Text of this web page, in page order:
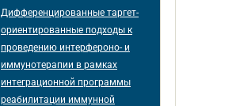
Дифференцированные таргет-
ориентированные подходы к
проведению интерфероно- и
иммунотерапии в рамках
интеграционной программы
реабилитации иммунной